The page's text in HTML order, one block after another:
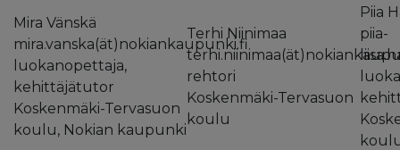
Mira Vänskä
mira.vanska(ät)nokiankaupunki.fi
luokanopettaja,
kehittäjätutor
Koskenmäki-Tervasuon
koulu, Nokian kaupunki
Terhi Niinimaa
rehtori
Koskenmäki-Tervasuon
koulu
Piia
piia-